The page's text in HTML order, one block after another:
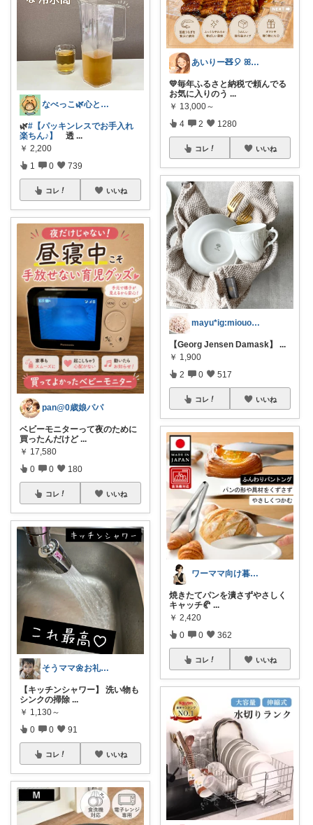
なべっこ🌿心と体を整える暮らし
🌿#【パッキンレスでお手入れ
楽ちん♪】
透 ...
￥ 2,200
1 0 739
コレ いいね
pan@0歳娘パパ
ベビーモニターって夜のために
買ったんだけど ...
￥ 17,580
0 0 180
コレ いいね
そうママ🌼お礼はプロフに
【キッチンシャワー】 洗い物も
シンクの掃除 ...
￥ 1,130～
0 0 91
コレ いいね
あいりー🧸🎈 ꕤ毎日を快適にꕤ
💛毎年ふるさと納税で頼んでる
お気に入りのう ...
￥ 13,000～
4 2 1280
コレ いいね
mayu*ig:miouor_home
【Georg Jensen Damask】
...
￥ 1,900
2 0 517
コレ いいね
ワーママ向け暮らしの便利グッズROOM
焼きたてパンを潰さずやさしく
キャッチ🥐 ...
￥ 2,420
0 0 362
コレ いいね